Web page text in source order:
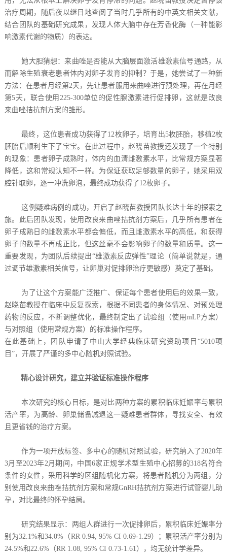
治疗周期，随后夜以继日地查阅了当时几乎所有的中英文相关文献，
结合团队的基础研究成果，发现人体大脑中存在芳香化酶（一种能影
响激素代谢的物质）的表达。
她大胆猜想：来曲唑是否能从大脑层面激活雄激素信号通路，从
而解除生殖衰老患者体内对卵子发育的抑制？于是，她尝试了一种新
方法：在患者月经第2天，先让患者服用来曲唑进行预处理，再在月经
第5天，联合使用225-300单位的促性腺激素进行促排卵，这就是改良
来曲唑拮抗剂方案的雏形。
最终，这位患者成功获得了12枚卵子，培育出5枚胚胎，移植2枚
胚胎后顺利生下了宝宝。在此过程中，赵晓苗教授还发现了一个特别
的现象：患者卵子成熟时，体内的血清雌激素水平，比常规方案显著
降低，这和常规认知不一样。为保证获取足够数量的卵子，她采用双
腔针取卵，逐一冲洗卵泡，最终成功获得了12枚卵子。
这例疑难病例的成功，开启了赵晓苗教授团队长达十年的探索之
旅。此后团队发现，使用改良来曲唑拮抗剂方案后，几乎所有患者在
卵子成熟日的雌激素水平都会偏低，而且雌激素水平的高低，和获得
卵子的数量不再成正比，但这丝毫不会影响卵子的数量和质量。这一
重要发现，为团队后续提出“雄激素反应弹性”理论（简单说就是，通
过调节雄激素相关信号，让卵巢对促排卵治疗更敏感）奠定了基础。
为了让这个方案能广泛推广、保证每个患者使用后的效果一致，
赵晓苗教授在临床中反复探索，根据不同患者的身体情况、对预处理
药物的反应，不断调整优化，最终制定出了试验组（使用mLP方案）
与对照组（使用常规方案）的标准操作程序。
在此基础上，团队申请了中山大学经典临床研究资助项目“5010项
目”，开展了严谨的多中心随机对照试验。
精心设计研究，建立并验证标准操作程序
本次研究的核心目标，是对比两种方案的累积临床妊娠率与累积
活产率，为高龄、卵巢储备减退这一疑难患者群体，寻找安全、有效
且更省钱的治疗方案。
作为一项开放标签、多中心的随机对照试验，研究纳入了2020年
3月至2023年2月期间，中国6家正规学术型生殖中心招募的318名符合
条件的女性，采用科学的区组随机化方案，将患者随机分为两组，分
别使用改良来曲唑拮抗剂方案和常规GnRH拮抗剂方案进行试管婴儿助
孕，对比最终的怀孕结局。
研究结果显示：两组人群进行一次促排卵后，累积临床妊娠率分
别为32.1%和34.0%（RR 0.94, 95% CI 0.69-1.29）；累积活产率分别为
24.5%和22.6%（RR 1.08, 95% CI 0.73-1.61），均无统计学差异。